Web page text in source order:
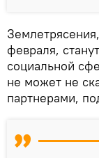
февраля,
социальной
не может не
партнерами,